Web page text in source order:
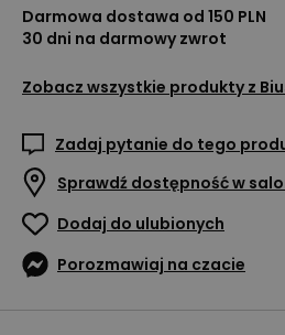
Darmowa dostawa od 150 PLN
30 dni na darmowy zwrot
Zobacz wszystkie produkty z
Zadaj pytanie do tego
Sprawdź dostępność w
Dodaj do ulubionych
Porozmawiaj na czacie